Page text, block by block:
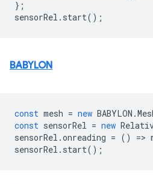
};
sensorRel . start();
BABYLON
const mesh = new BABYLON .
const sensorRel = new
sensorRel .onreading = () =>
sensorRel . start();